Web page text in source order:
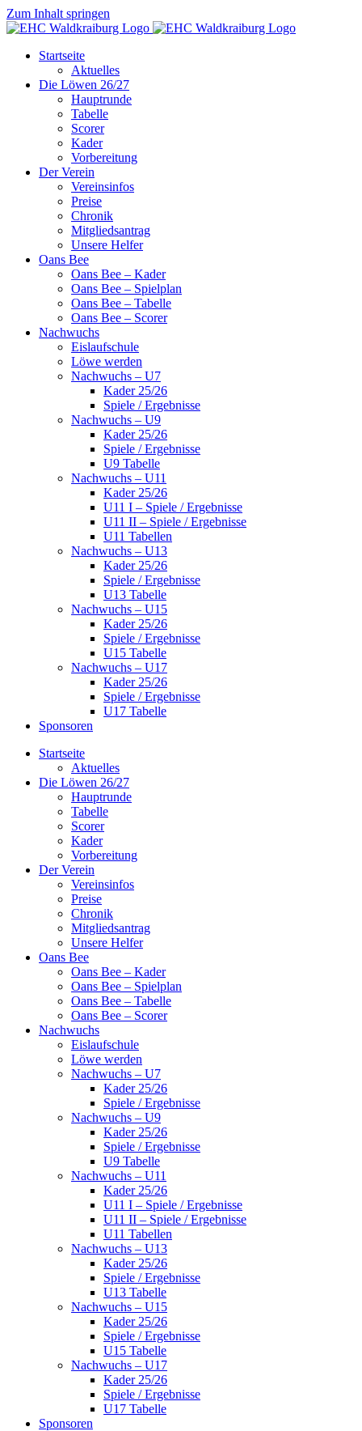
Zum Inhalt springen
Startseite
Aktuelles
Die Löwen 26/27
Hauptrunde
Tabelle
Scorer
Kader
Vorbereitung
Der Verein
Vereinsinfos
Preise
Chronik
Mitgliedsantrag
Unsere Helfer
Oans Bee
Oans Bee – Kader
Oans Bee – Spielplan
Oans Bee – Tabelle
Oans Bee – Scorer
Nachwuchs
Eislaufschule
Löwe werden
Nachwuchs – U7
Kader 25/26
Spiele / Ergebnisse
Nachwuchs – U9
Kader 25/26
Spiele / Ergebnisse
U9 Tabelle
Nachwuchs – U11
Kader 25/26
U11 I – Spiele / Ergebnisse
U11 II – Spiele / Ergebnisse
U11 Tabellen
Nachwuchs – U13
Kader 25/26
Spiele / Ergebnisse
U13 Tabelle
Nachwuchs – U15
Kader 25/26
Spiele / Ergebnisse
U15 Tabelle
Nachwuchs – U17
Kader 25/26
Spiele / Ergebnisse
U17 Tabelle
Sponsoren
Startseite
Aktuelles
Die Löwen 26/27
Hauptrunde
Tabelle
Scorer
Kader
Vorbereitung
Der Verein
Vereinsinfos
Preise
Chronik
Mitgliedsantrag
Unsere Helfer
Oans Bee
Oans Bee – Kader
Oans Bee – Spielplan
Oans Bee – Tabelle
Oans Bee – Scorer
Nachwuchs
Eislaufschule
Löwe werden
Nachwuchs – U7
Kader 25/26
Spiele / Ergebnisse
Nachwuchs – U9
Kader 25/26
Spiele / Ergebnisse
U9 Tabelle
Nachwuchs – U11
Kader 25/26
U11 I – Spiele / Ergebnisse
U11 II – Spiele / Ergebnisse
U11 Tabellen
Nachwuchs – U13
Kader 25/26
Spiele / Ergebnisse
U13 Tabelle
Nachwuchs – U15
Kader 25/26
Spiele / Ergebnisse
U15 Tabelle
Nachwuchs – U17
Kader 25/26
Spiele / Ergebnisse
U17 Tabelle
Sponsoren